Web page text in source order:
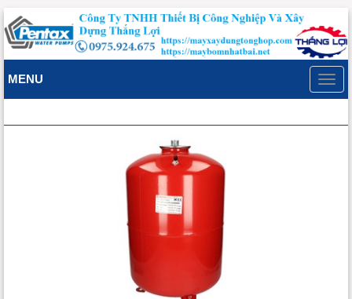
MENU